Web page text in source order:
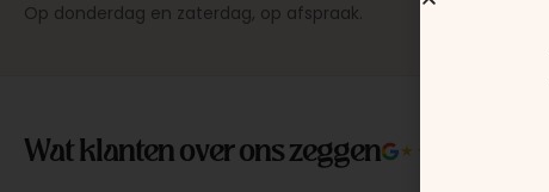
Op donderdag en zaterdag, op afspraak.
Wat klanten over ons zeggen ★★★★★